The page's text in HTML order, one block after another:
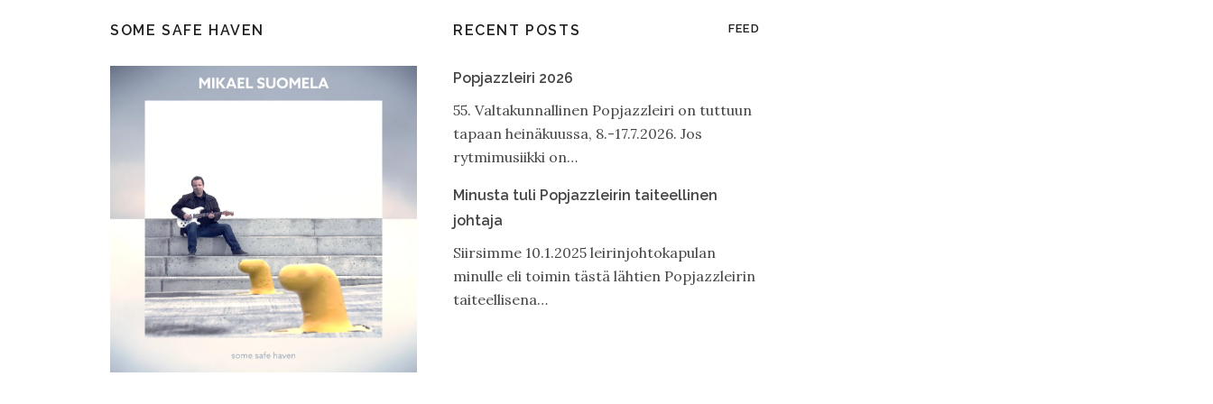
SOME SAFE HAVEN RECENT POSTS FEED
Popjazzleiri 2026
55. Valtakunnallinen Popjazzleiri on tuttuun
tapaan heinäkuussa, 8.-17.7.2026. Jos
rytmimusiikki on…
Minusta tuli Popjazzleirin taiteellinen
johtaja
Siirsimme 10.1.2025 leirinjohtokapulan
minulle eli toimin tästä lähtien Popjazzleirin
taiteellisena…